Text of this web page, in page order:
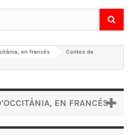
en francés
Contes de
EN FRANCÉS